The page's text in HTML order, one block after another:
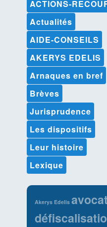
hACTIONS-
Actualités
AIDE-CONSEILS
AKERYS EDELIS
Arnaques en bref
Brèves
Jurisprudence
Les dispositifs
Leur histoire
Lexique
Akerys Edelis